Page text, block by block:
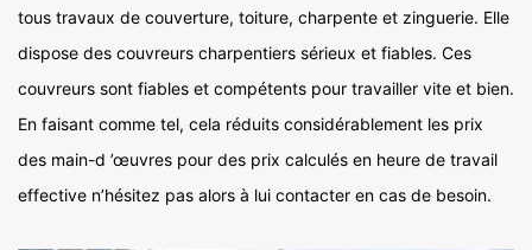
tous travaux de couverture, toiture, charpente et zinguerie. Elle
dispose des couvreurs charpentiers sérieux et fiables. Ces
couvreurs sont fiables et compétents pour travailler vite et bien.
En faisant comme tel, cela réduits considérablement les prix
des main-d ’œuvres pour des prix calculés en heure de travail
effective n’hésitez pas alors à lui contacter en cas de besoin.